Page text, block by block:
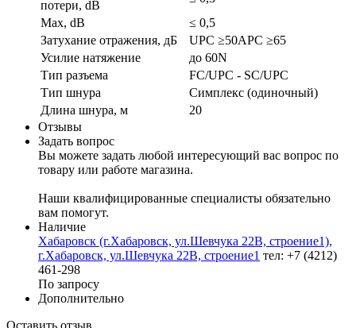
потери, dB
Max, dB
≤ 0,5
Затухание отражения, дБ
UPC ≥50APC ≥65
Усилие натяжение
до 60N
Тип разъема
FC/UPC - SC/UPC
Тип шнура
Симплекс (одиночный)
Длина шнура, м
20
Отзывы
Задать вопрос
Вы можете задать любой интересующий вас вопрос по
товару или работе магазина.
Наши квалифицированные специалисты обязательно
вам помогут.
Наличие
Хабаровск (г.Хабаровск, ул.Шевчука 22В, строение1),
г.Хабаровск, ул.Шевчука 22В, строение1 тел: +7 (4212)
461-298
По запросу
Дополнительно